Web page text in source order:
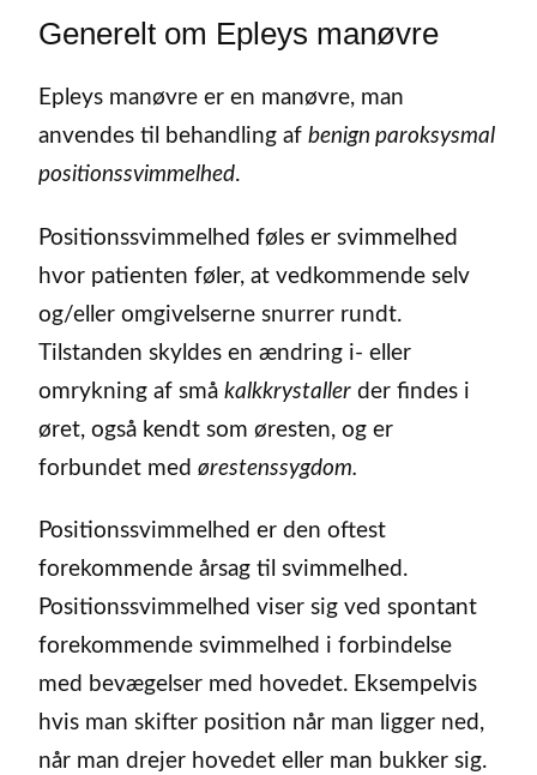
Generelt om Epleys manøvre
Epleys manøvre er en manøvre, man
anvendes til behandling af benign paroksysmal
positionssvimmelhed.
Positionssvimmelhed føles er svimmelhed
hvor patienten føler, at vedkommende selv
og/eller omgivelserne snurrer rundt.
Tilstanden skyldes en ændring i- eller
omrykning af små kalkkrystaller der findes i
øret, også kendt som øresten, og er
forbundet med ørestenssygdom.
Positionssvimmelhed er den oftest
forekommende årsag til svimmelhed.
Positionssvimmelhed viser sig ved spontant
forekommende svimmelhed i forbindelse
med bevægelser med hovedet. Eksempelvis
hvis man skifter position når man ligger ned,
når man drejer hovedet eller man bukker sig.